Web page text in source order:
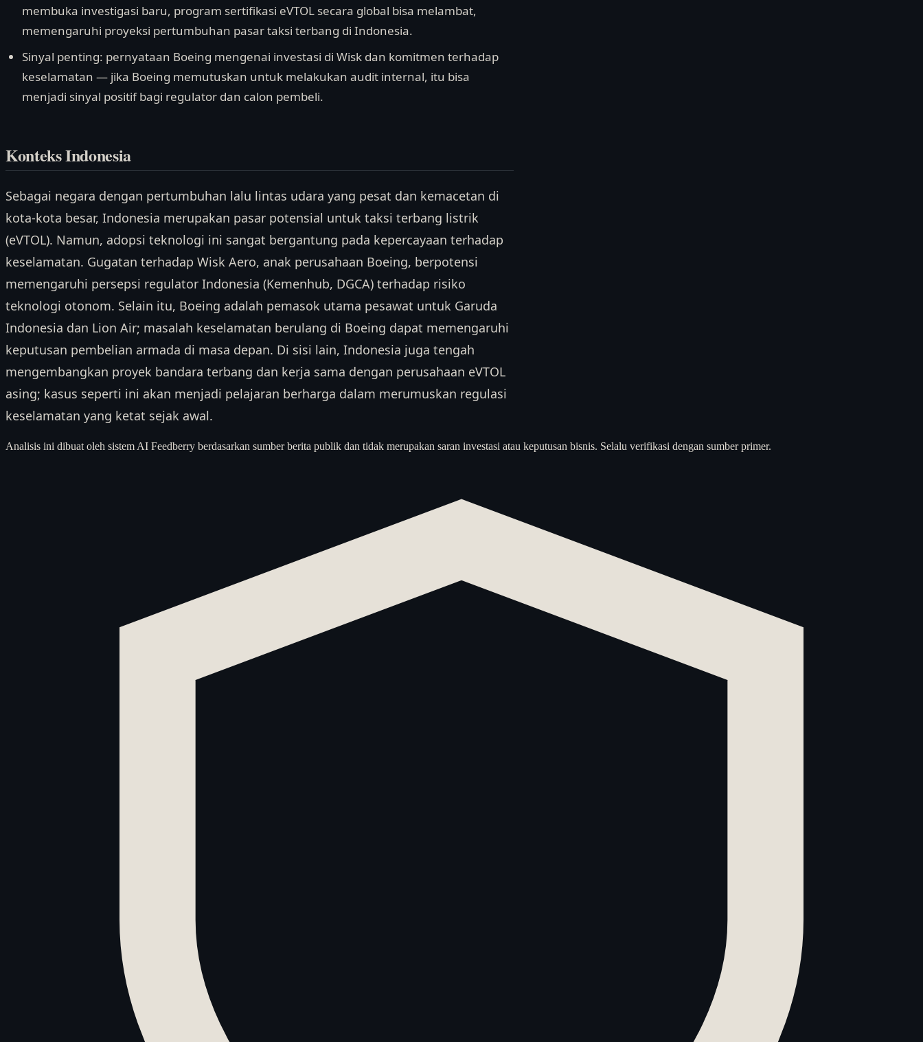
membuka investigasi baru, program sertifikasi eVTOL secara global bisa melambat,
memengaruhi proyeksi pertumbuhan pasar taksi terbang di Indonesia.
Sinyal penting: pernyataan Boeing mengenai investasi di Wisk dan komitmen terhadap
keselamatan — jika Boeing memutuskan untuk melakukan audit internal, itu bisa
menjadi sinyal positif bagi regulator dan calon pembeli.
Konteks Indonesia
Sebagai negara dengan pertumbuhan lalu lintas udara yang pesat dan kemacetan di
kota-kota besar, Indonesia merupakan pasar potensial untuk taksi terbang listrik
(eVTOL). Namun, adopsi teknologi ini sangat bergantung pada kepercayaan terhadap
keselamatan. Gugatan terhadap Wisk Aero, anak perusahaan Boeing, berpotensi
memengaruhi persepsi regulator Indonesia (Kemenhub, DGCA) terhadap risiko
teknologi otonom. Selain itu, Boeing adalah pemasok utama pesawat untuk Garuda
Indonesia dan Lion Air; masalah keselamatan berulang di Boeing dapat memengaruhi
keputusan pembelian armada di masa depan. Di sisi lain, Indonesia juga tengah
mengembangkan proyek bandara terbang dan kerja sama dengan perusahaan eVTOL
asing; kasus seperti ini akan menjadi pelajaran berharga dalam merumuskan regulasi
keselamatan yang ketat sejak awal.
Analisis ini dibuat oleh sistem AI Feedberry berdasarkan sumber berita publik dan tidak merupakan saran investasi atau keputusan bisnis. Selalu verifikasi dengan sumber primer.